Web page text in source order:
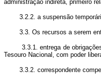
administração indireta, primeiro
3.2.2. a suspensão temporária
3.3. Os recursos a serem
3.3.1. entrega de obrigações
Tesouro Nacional, com poder
3.3.2. correspondente